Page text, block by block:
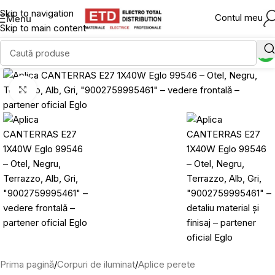
Skip to navigation
Skip to main content
Menu Contul meu
Click to enlarge
Prima pagină/Corpuri de iluminat/Aplice perete